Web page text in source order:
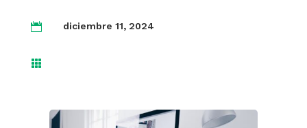
 diciembre 11, 2024
